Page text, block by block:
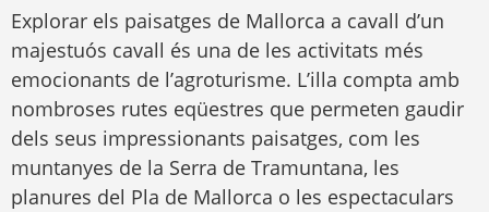
Explorar els paisatges de Mallorca a cavall d’un
majestuós cavall és una de les activitats més
emocionants de l’agroturisme. L’illa compta amb
nombroses rutes eqüestres que permeten gaudir
dels seus impressionants paisatges, com les
muntanyes de la Serra de Tramuntana, les
planures del Pla de Mallorca o les espectaculars